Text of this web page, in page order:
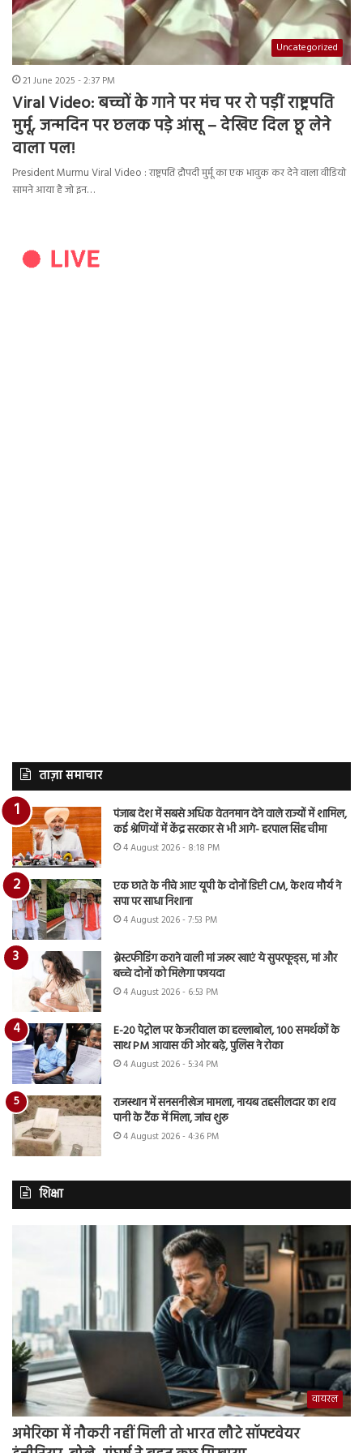
Uncategorized
21 June 2025 - 2:37 PM
Viral Video: बच्चों के गाने पर मंच पर रो पड़ीं राष्ट्रपति
मुर्मू, जन्मदिन पर छलक पड़े आंसू – देखिए दिल छू लेने
वाला पल!
President Murmu Viral Video : राष्ट्रपति द्रौपदी मुर्मू का एक भावुक कर देने वाला वीडियो
सामने आया है जो इन…
ताज़ा समाचार
पंजाब देश में सबसे अधिक वेतनमान देने वाले राज्यों में शामिल,
कई श्रेणियों में केंद्र सरकार से भी आगे- हरपाल सिंह चीमा
4 August 2026 - 8:18 PM
एक छाते के नीचे आए यूपी के दोनों डिप्टी CM, केशव मौर्य ने
सपा पर साधा निशाना
4 August 2026 - 7:53 PM
ब्रेस्टफीडिंग कराने वाली मां जरूर खाएं ये सुपरफूड्स, मां और
बच्चे दोनों को मिलेगा फायदा
4 August 2026 - 6:53 PM
E-20 पेट्रोल पर केजरीवाल का हल्लाबोल, 100 समर्थकों के
साथ PM आवास की ओर बढ़े, पुलिस ने रोका
4 August 2026 - 5:34 PM
राजस्थान में सनसनीखेज मामला, नायब तहसीलदार का शव
पानी के टैंक में मिला, जांच शुरू
4 August 2026 - 4:36 PM
शिक्षा
वायरल
अमेरिका में नौकरी नहीं मिली तो भारत लौटे सॉफ्टवेयर